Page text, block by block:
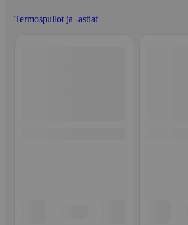
Termospullot ja -astiat